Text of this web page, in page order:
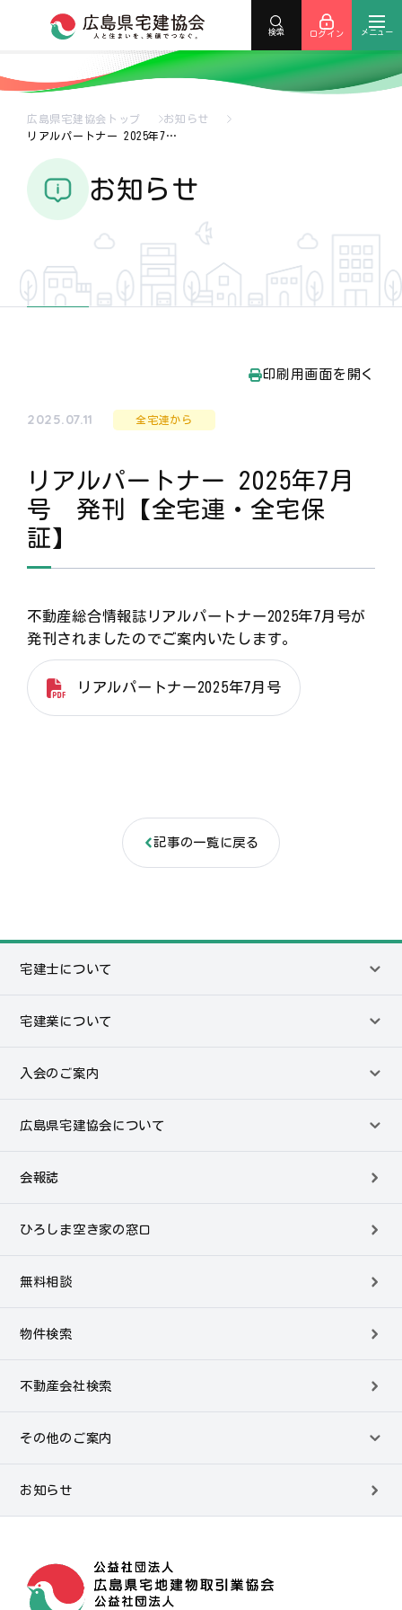
検索 ログイン メニュー
広島県宅建協会トップ
お知らせ
リアルパートナー 2025年7…
お知らせ
印刷用画面を開く
2025.07.11 全宅連から
リアルパートナー 2025年7月
号 発刊【全宅連・全宅保
証】
不動産総合情報誌リアルパートナー2025年7月号が
発刊されましたのでご案内いたします。
リアルパートナー2025年7月号
記事の一覧に戻る
宅建士について
宅建業について
入会のご案内
広島県宅建協会について
会報誌
ひろしま空き家の窓口
無料相談
物件検索
不動産会社検索
その他のご案内
お知らせ